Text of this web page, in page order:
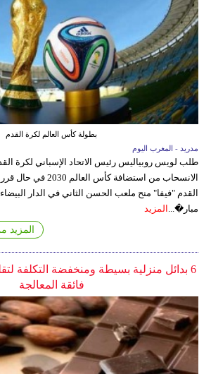
بطولة كأس العالم لكرة القدم
مدريد - المغرب اليوم
طلب لويس روبياليس رئيس الاتحاد الإسباني لكرة
الانسحاب من استضافة كأس
القدم "فيفا" منح ملعب الحسن الثاني في الدار
مبار�... المزيد
المزيد
6 بدائل منزلية بسيطة ومنخفضة التكلفة
فائقة المعالجة